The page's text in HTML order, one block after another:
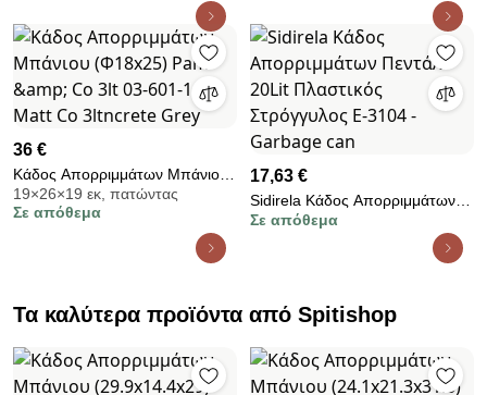
Ανοξείδωτο Ατσάλι W15 x L27 x
H29 cm METTE DITMER
36 €
Κάδος Απορριμμάτων Μπάνιου
(Φ18x25) Pam &amp; Co 3lt 03-
601-163 Matt Co 3ltncrete Grey
19×26×19 εκ, πατώντας
Σε απόθεμα
17,63 €
Sidirela Κάδος Απορριμμάτων
Πεντάλ 20Lit Πλαστικός
Στρόγγυλος E-3104 - Garbage
Σε απόθεμα
Τα καλύτερα προϊόντα από Spitishop